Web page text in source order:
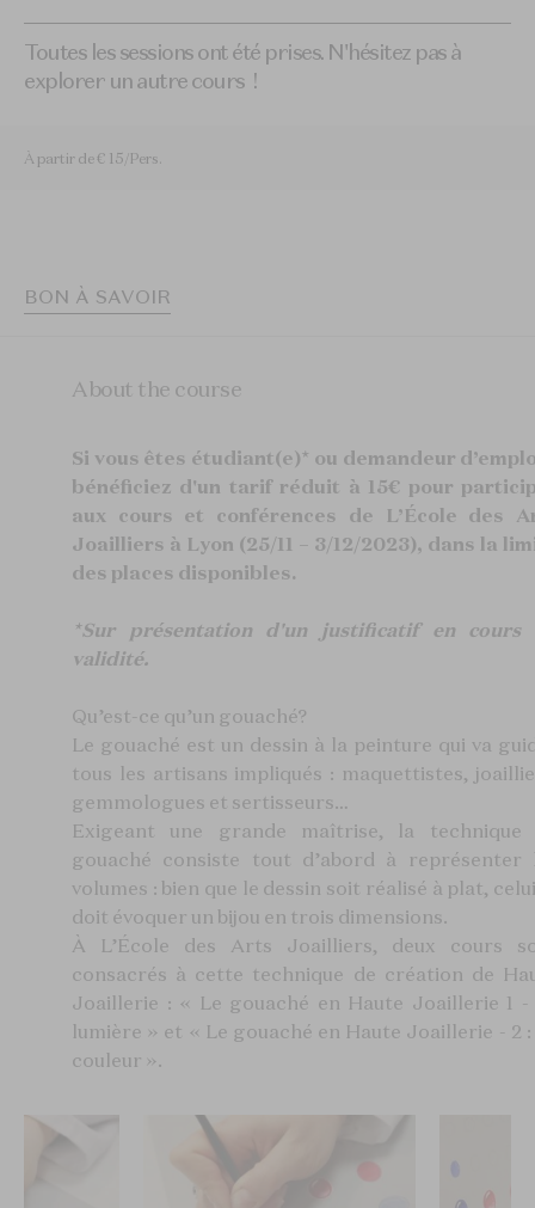
Toutes les sessions ont été prises. N'hésitez pas à
explorer un autre cours !
À partir de € 15/Pers.
BON À SAVOIR
About the course
Si vous êtes étudiant(e)* ou demandeur
bénéficiez d'un tarif réduit à 15€ pour
aux cours et conférences de L’École des
Joailliers à Lyon (25/11 – 3/12/2023), dans la
des places disponibles.
*Sur présentation d'un justificatif en cours
validité.
Qu’est-ce qu’un gouaché?
Le gouaché est un dessin à la peinture qui va
tous les artisans impliqués : maquettistes,
gemmologues et sertisseurs…
Exigeant une grande maîtrise, la technique
gouaché consiste tout d’abord à représenter
volumes : bien que le dessin soit réalisé à plat,
doit évoquer un bijou en trois dimensions.
À L’École des Arts Joailliers, deux cours
consacrés à cette technique de création de
Joaillerie : « Le gouaché en Haute Joaillerie 1 -
lumière » et « Le gouaché en Haute Joaillerie - 2 :
couleur ».